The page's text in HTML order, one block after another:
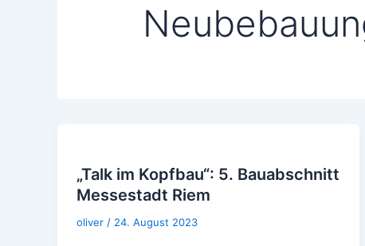
„Talk im Kopfbau“: 5. Bauabschnitt
Messestadt Riem
oliver / 24. August 2023